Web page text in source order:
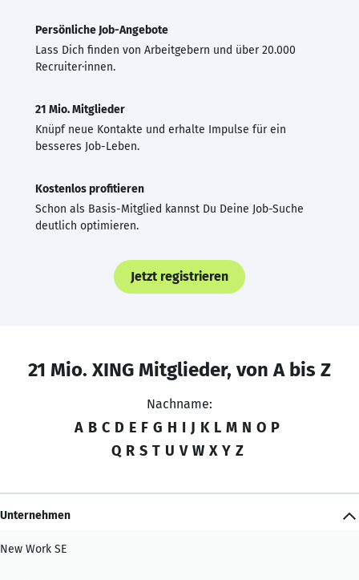
Persönliche Job-Angebote
Lass Dich finden von Arbeitgebern und über 20.000
Recruiter·innen.
21 Mio. Mitglieder
Knüpf neue Kontakte und erhalte Impulse für ein
besseres Job-Leben.
Kostenlos profitieren
Schon als Basis-Mitglied kannst Du Deine Job-Suche
deutlich optimieren.
Jetzt registrieren
21 Mio. XING Mitglieder, von A bis Z
Nachname:
A B C D E F G H I J K L M N O P
Q R S T U V W X Y Z
Unternehmen
New Work SE